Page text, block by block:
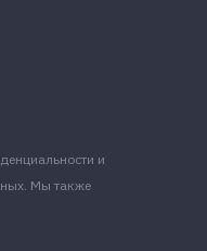
и
. Мы также